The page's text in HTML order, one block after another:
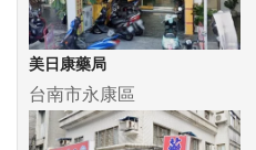
美日康藥局
台南市永康區